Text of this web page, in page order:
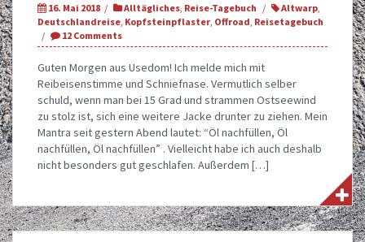
16. Mai 2018 Alltägliches Reise-Tagebuch Altwarp
Deutschlandreise Kopfsteinpflaster Offroad Reisetagebuch
12 Comments
Guten Morgen aus Usedom! Ich melde mich mit
Reibeisenstimme und Schniefnase. Vermutlich selber
schuld, wenn man bei 15 Grad und strammen Ostseewind
zu stolz ist, sich eine weitere Jacke drunter zu ziehen. Mein
Mantra seit gestern Abend lautet: “Öl nachfüllen, Öl
nachfüllen, Öl nachfüllen” . Vielleicht habe ich auch deshalb
nicht besonders gut geschlafen. Außerdem […]